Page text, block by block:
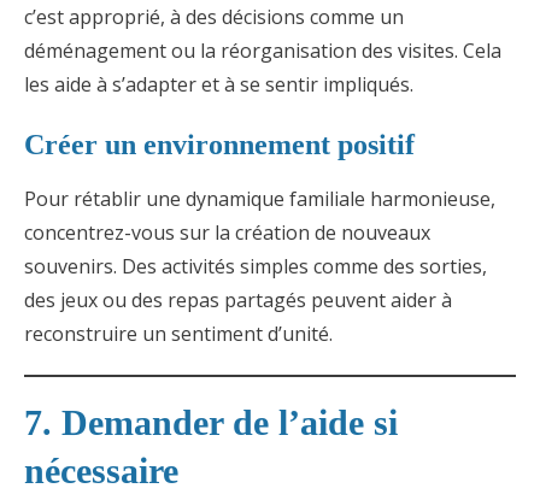
c’est approprié, à des décisions comme un
déménagement ou la réorganisation des visites. Cela
les aide à s’adapter et à se sentir impliqués.
Créer un environnement positif
Pour rétablir une dynamique familiale harmonieuse,
concentrez-vous sur la création de nouveaux
souvenirs. Des activités simples comme des sorties,
des jeux ou des repas partagés peuvent aider à
reconstruire un sentiment d’unité.
7. Demander de l’aide si
nécessaire